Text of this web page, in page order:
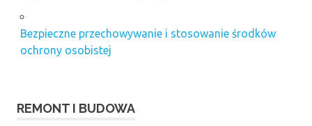
Bezpieczne przechowywanie i stosowanie środków
ochrony osobistej
REMONT I BUDOWA